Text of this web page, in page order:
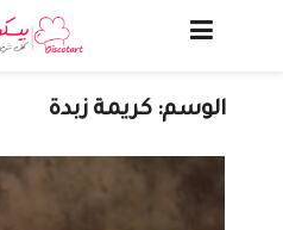
الوسم:كريمة زبدة